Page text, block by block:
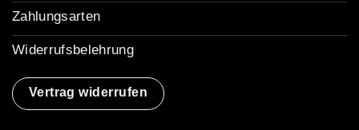
Zahlungsarten
Widerrufsbelehrung
Vertrag widerrufen